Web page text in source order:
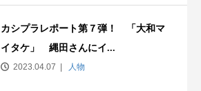
カシプラレポート第７弾！ 「大和マ
イタケ」 縄田さんにイ...
2023.04.07 人物